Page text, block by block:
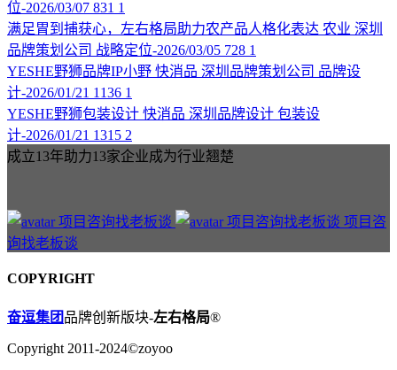
位-2026/03/07 831 1
满足胃到捕获心，左右格局助力农产品人格化表达 农业 深圳
品牌策划公司 战略定位-2026/03/05 728 1
YESHE野狮品牌IP小野 快消品 深圳品牌策划公司 品牌设
计-2026/01/21 1136 1
YESHE野狮包装设计 快消品 深圳品牌设计 包装设
计-2026/01/21 1315 2
成立13年助力13家企业成为行业翘楚
项目咨
询找老板谈
COPYRIGHT
奋逗集团品牌创新版块-左右格局®
Copyright 2011-2024©zoyoo